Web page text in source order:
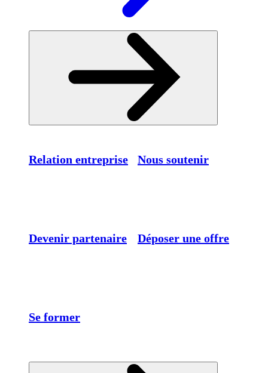
Relation entreprise Nous soutenir
Devenir partenaire Déposer une offre
Se former